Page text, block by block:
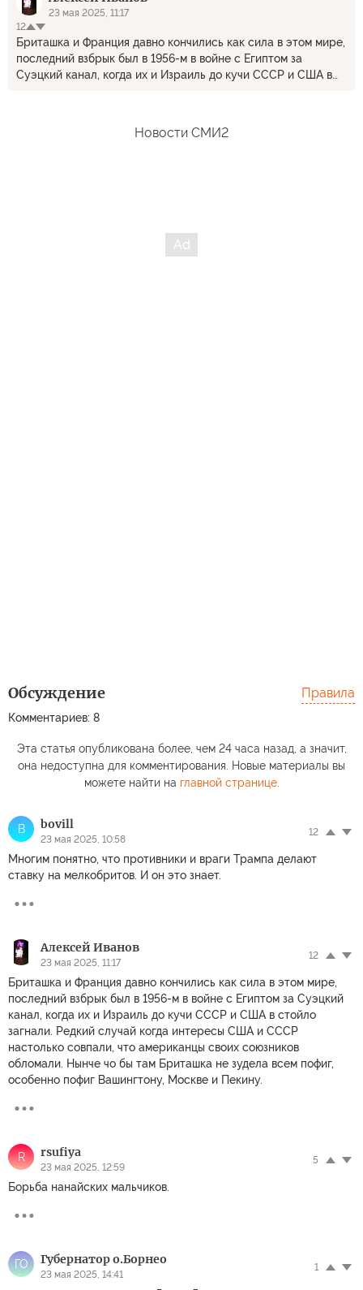
23 мая 2025, 11:17
12
Бриташка и Франция давно кончились как сила в этом мире,
последний взбрык был в 1956-м в войне с Египтом за
Суэцкий канал, когда их и Израиль до кучи СССР и США в
особенно пофиг Вашингтону, Москве и Пекину.
Новости СМИ2
Обсуждение
Комментариев: 8
Правила
Эта статья опубликована более, чем 24 часа назад, а значит,
она недоступна для комментирования. Новые материалы вы
можете найти на главной странице.
B bovill
23 мая 2025, 10:58
12
Многим понятно, что противники и враги Трампа делают
ставку на мелкобритов. И он это знает.
Алексей Иванов
23 мая 2025, 11:17
12
Бриташка и Франция давно кончились как сила в этом мире,
последний взбрык был в 1956-м в войне с Египтом за Суэцкий
канал, когда их и Израиль до кучи СССР и США в стойло
загнали. Редкий случай когда интересы США и СССР
настолько совпали, что американцы своих союзников
обломали. Нынче чо бы там Бриташка не зудела всем пофиг,
особенно пофиг Вашингтону, Москве и Пекину.
R rsufiya
23 мая 2025, 12:59
5
Борьба нанайских мальчиков.
ГО Губернатор о.Борнео
23 мая 2025, 14:41
1